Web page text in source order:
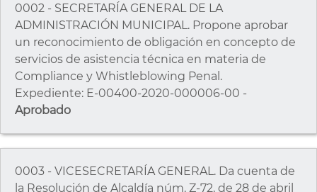
0002 - SECRETARÍA GENERAL DE LA
ADMINISTRACIÓN MUNICIPAL. Propone aprobar
un reconocimiento de obligación en concepto de
servicios de asistencia técnica en materia de
Compliance y Whistleblowing Penal.
Expediente: E-00400-2020-000006-00 -
Aprobado
0003 - VICESECRETARÍA GENERAL. Da cuenta de
la Resolución de Alcaldía núm. Z-72, de 28 de abril